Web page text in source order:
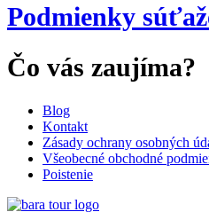
Podmienky
Čo vás zaujíma?
Blog
Kontakt
Zásady ochrany osobných
Všeobecné obchodné
Poistenie